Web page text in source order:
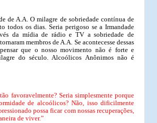
de A.A. O milagre de sobriedade contínua de
todos os dias. Seria perigoso se a Irmandade
da mídia de rádio e TV a sobriedade de
membros de A.A. Se acontecesse dessas
que o nosso movimento não é forte e
do século. Alcoólicos Anônimos não é
favoravelmente? Seria simplesmente porque
de alcoólicos? Não, isso dificilmente
possa ficar com nossas recuperações,
de viver.”